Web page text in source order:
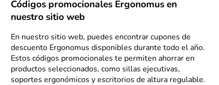
Códigos promocionales Ergonomus en
nuestro sitio web
En nuestro sitio web, puedes encontrar cupones de
descuento Ergonomus disponibles durante todo el año.
Estos códigos promocionales te permiten ahorrar en
productos seleccionados, como sillas ejecutivas,
soportes ergonómicos y escritorios de altura regulable.